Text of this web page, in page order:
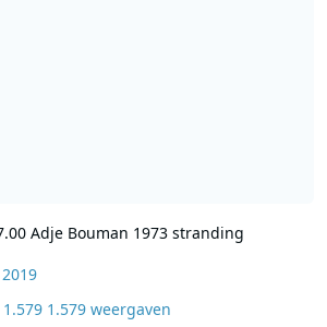
Adje Bouman 1973 stranding
1.579 weergaven